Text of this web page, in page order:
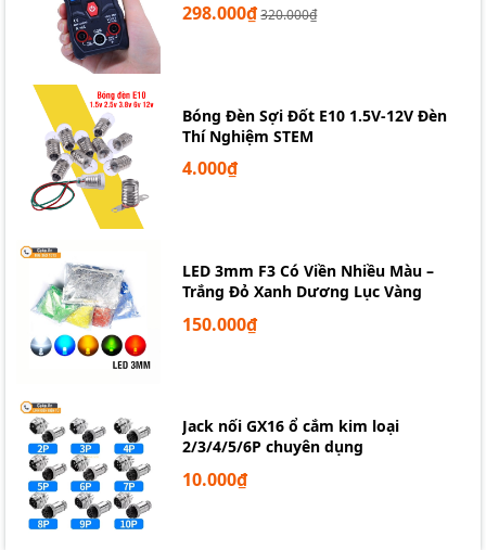
298.000₫320.000₫
Bóng Đèn Sợi Đốt E10 1.5V-12V Đèn
Thí Nghiệm STEM
4.000₫
LED 3mm F3 Có Viền Nhiều Màu –
Trắng Đỏ Xanh Dương Lục Vàng
150.000₫
Jack nối GX16 ổ cắm kim loại
2/3/4/5/6P chuyên dụng
10.000₫